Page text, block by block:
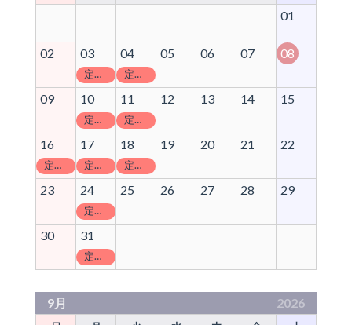
01
02 03
定休日
04
定休日
05 06 07 08
09 10
定休日
11
定休日
12 13 14 15
16
定休日
17
定休日
18
定休日
19 20 21 22
23 24
定休日
25 26 27 28 29
30 31
定休日
9月 2026